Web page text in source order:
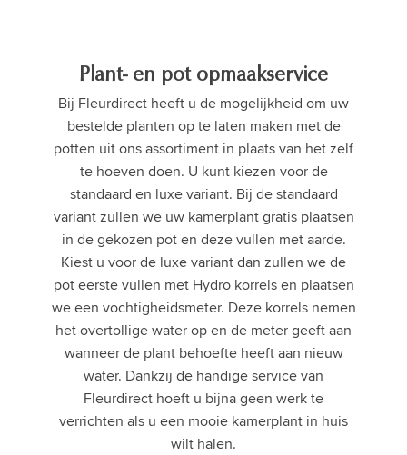
Plant- en pot opmaakservice
Bij Fleurdirect heeft u de mogelijkheid om uw
bestelde planten op te laten maken met de
potten uit ons assortiment in plaats van het zelf
te hoeven doen. U kunt kiezen voor de
standaard en luxe variant. Bij de standaard
variant zullen we uw kamerplant gratis plaatsen
in de gekozen pot en deze vullen met aarde.
Kiest u voor de luxe variant dan zullen we de
pot eerste vullen met Hydro korrels en plaatsen
we een vochtigheidsmeter. Deze korrels nemen
het overtollige water op en de meter geeft aan
wanneer de plant behoefte heeft aan nieuw
water. Dankzij de handige service van
Fleurdirect hoeft u bijna geen werk te
verrichten als u een mooie kamerplant in huis
wilt halen.